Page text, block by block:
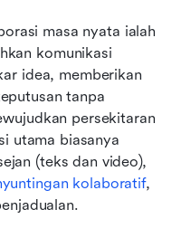
masa nyata ialah
komunikasi
idea, memberikan
tanpa
persekitaran
utama biasanya
(teks dan video),
kolaboratif